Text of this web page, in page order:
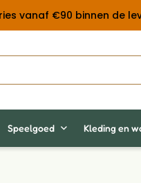
vanaf €90 binnen de
Speelgoed Kleding en